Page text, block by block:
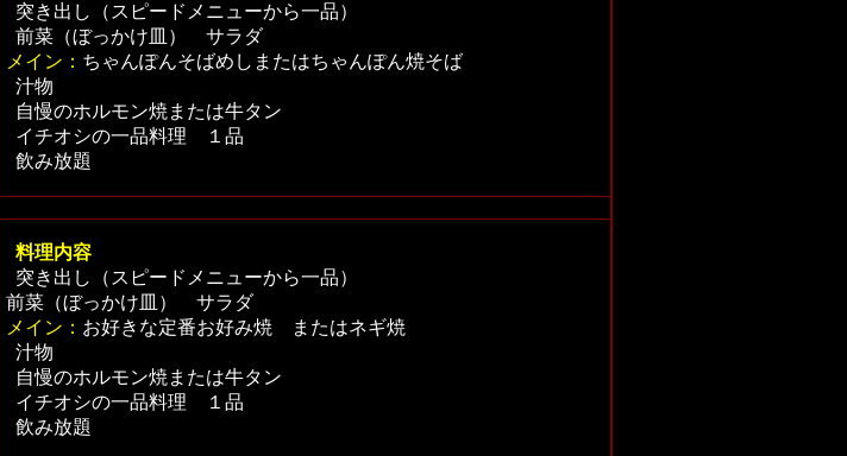
突き出し（スピードメニューから一品）
前菜（ぼっかけ皿） サラダ
メイン： ちゃんぽんそばめしまたはちゃんぽん焼そば
汁物
自慢のホルモン焼または牛タン
イチオシの一品料理 １品
飲み放題
料理内容
突き出し（スピードメニューから一品）
前菜（ぼっかけ皿） サラダ
メイン： お好きな定番お好み焼 またはネギ焼
汁物
自慢のホルモン焼または牛タン
イチオシの一品料理 １品
飲み放題